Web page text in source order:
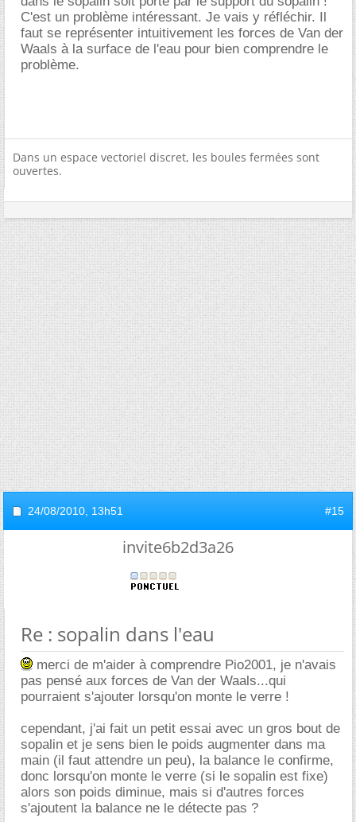
C'est un problème intéressant. Je vais y réfléchir. Il
faut se représenter intuitivement les forces de Van der
Waals à la surface de l'eau pour bien comprendre le
problème.
Dans un espace vectoriel discret, les boules fermées sont
ouvertes.
24/08/2010, 13h51 #15
invite6b2d3a26
Re : sopalin dans l'eau
merci de m'aider à comprendre Pio2001, je n'avais
pas pensé aux forces de Van der Waals...qui
pourraient s'ajouter lorsqu'on monte le verre !
cependant, j'ai fait un petit essai avec un gros bout de
sopalin et je sens bien le poids augmenter dans ma
main (il faut attendre un peu), la balance le confirme,
donc lorsqu'on monte le verre (si le sopalin est fixe)
alors son poids diminue, mais si d'autres forces
s'ajoutent la balance ne le détecte pas ?